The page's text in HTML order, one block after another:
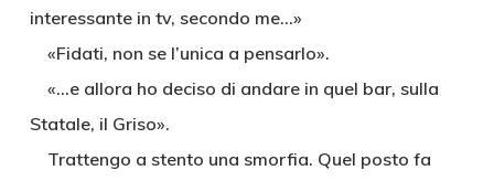
interessante in tv, secondo me…»
«Fidati, non se l’unica a pensarlo».
«…e allora ho deciso di andare in quel bar, sulla
Statale, il Griso».
Trattengo a stento una smorfia. Quel posto fa